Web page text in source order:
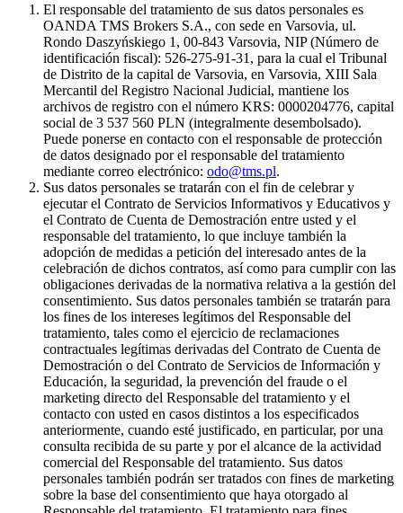
El responsable del tratamiento de sus datos personales es
OANDA TMS Brokers S.A., con sede en Varsovia, ul.
Rondo Daszyńskiego 1, 00-843 Varsovia, NIP (Número de
identificación fiscal): 526-275-91-31, para la cual el Tribunal
de Distrito de la capital de Varsovia, en Varsovia, XIII Sala
Mercantil del Registro Nacional Judicial, mantiene los
archivos de registro con el número KRS: 0000204776, capital
social de 3 537 560 PLN (integralmente desembolsado).
Puede ponerse en contacto con el responsable de protección
de datos designado por el responsable del tratamiento
mediante correo electrónico: odo@tms.pl.
Sus datos personales se tratarán con el fin de celebrar y
ejecutar el Contrato de Servicios Informativos y Educativos y
el Contrato de Cuenta de Demostración entre usted y el
responsable del tratamiento, lo que incluye también la
adopción de medidas a petición del interesado antes de la
celebración de dichos contratos, así como para cumplir con las
obligaciones derivadas de la normativa relativa a la gestión del
consentimiento. Sus datos personales también se tratarán para
los fines de los intereses legítimos del Responsable del
tratamiento, tales como el ejercicio de reclamaciones
contractuales legítimas derivadas del Contrato de Cuenta de
Demostración o del Contrato de Servicios de Información y
Educación, la seguridad, la prevención del fraude o el
marketing directo del Responsable del tratamiento y el
contacto con usted en casos distintos a los especificados
anteriormente, cuando esté justificado, en particular, por una
consulta recibida de su parte y por el alcance de la actividad
comercial del Responsable del tratamiento. Sus datos
personales también podrán ser tratados con fines de marketing
sobre la base del consentimiento que haya otorgado al